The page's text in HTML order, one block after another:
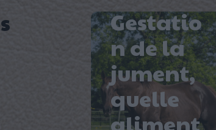
Gestatio
n de la
jument,
quelle
aliment